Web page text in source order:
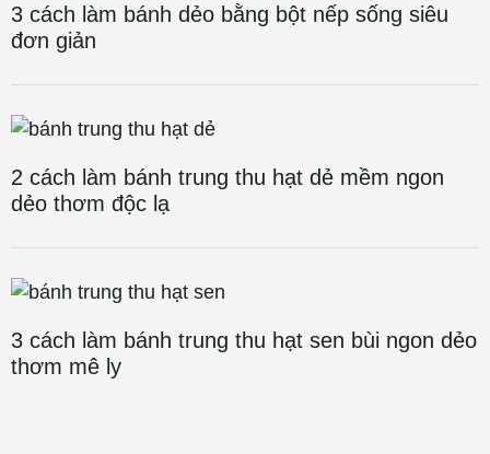
3 cách làm bánh dẻo bằng bột nếp sống siêu
đơn giản
2 cách làm bánh trung thu hạt dẻ mềm ngon
dẻo thơm độc lạ
3 cách làm bánh trung thu hạt sen bùi ngon dẻo
thơm mê ly